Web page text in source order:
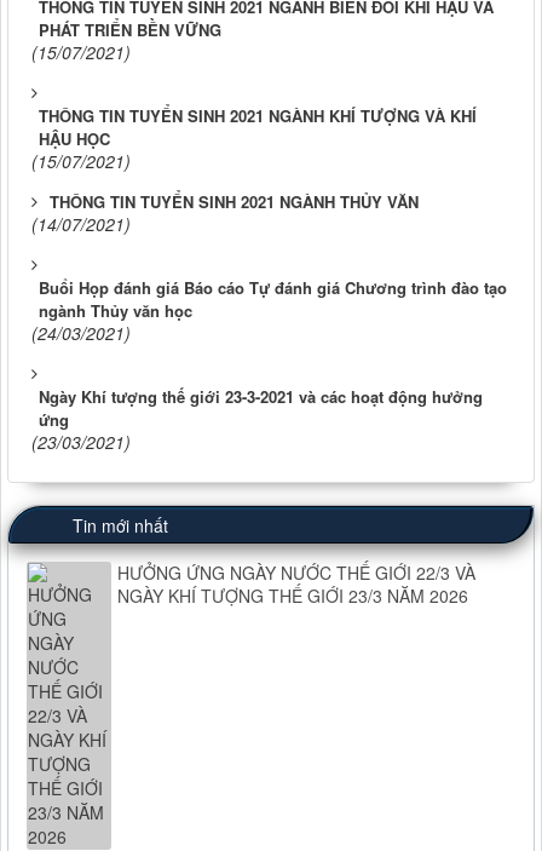
THÔNG TIN TUYỂN SINH 2021 NGÀNH BIẾN ĐỔI KHÍ HẬU VÀ
PHÁT TRIỂN BỀN VỮNG
(15/07/2021)
THÔNG TIN TUYỂN SINH 2021 NGÀNH KHÍ TƯỢNG VÀ KHÍ
HẬU HỌC
(15/07/2021)
THÔNG TIN TUYỂN SINH 2021 NGÀNH THỦY VĂN
(14/07/2021)
Buổi Họp đánh giá Báo cáo Tự đánh giá Chương trình đào tạo
ngành Thủy văn học
(24/03/2021)
Ngày Khí tượng thế giới 23-3-2021 và các hoạt động hưởng
ứng
(23/03/2021)
Tin mới nhất
HƯỞNG ỨNG NGÀY NƯỚC THẾ GIỚI 22/3 VÀ
NGÀY KHÍ TƯỢNG THẾ GIỚI 23/3 NĂM 2026